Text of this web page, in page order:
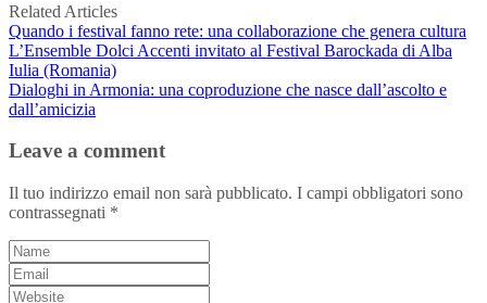
Related Articles
Quando i festival fanno rete: una collaborazione che genera cultura
L’Ensemble Dolci Accenti invitato al Festival Barockada di Alba
Iulia (Romania)
Dialoghi in Armonia: una coproduzione che nasce dall’ascolto e
dall’amicizia
Leave a comment
Il tuo indirizzo email non sarà pubblicato. I campi obbligatori sono
contrassegnati *